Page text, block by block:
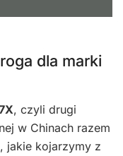
dla marki
, czyli drugi
w Chinach razem
jakie kojarzymy z